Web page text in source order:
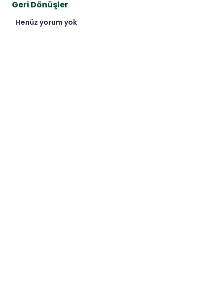
Geri Dönüşler
Henüz yorum yok